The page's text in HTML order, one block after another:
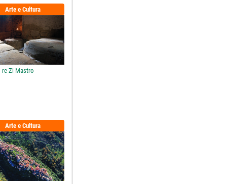
Arte e Cultura
re Zi Mastro
Arte e Cultura